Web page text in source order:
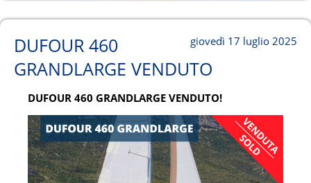
News
Video giovedì 17 luglio 2025
DUFOUR 460
GRANDLARGE VENDUTO
DUFOUR 460 GRANDLARGE VENDUTO!